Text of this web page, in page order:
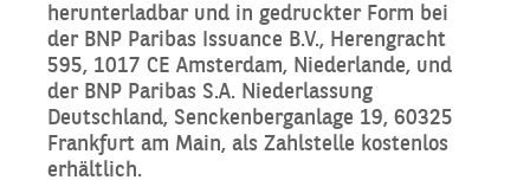
herunterladbar und in gedruckter Form bei
der BNP Paribas Issuance B.V., Herengracht
595, 1017 CE Amsterdam, Niederlande, und
der BNP Paribas S.A. Niederlassung
Deutschland, Senckenberganlage 19, 60325
Frankfurt am Main, als Zahlstelle kostenlos
erhältlich.